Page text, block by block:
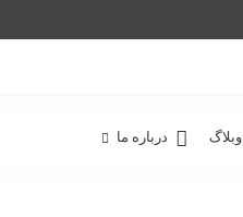
وبلاگ درباره ما